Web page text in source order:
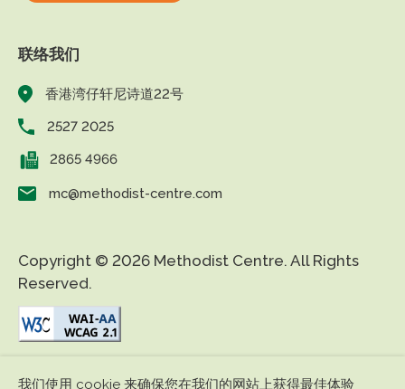
联络我们
香港湾仔轩尼诗道22号
2527 2025
2865 4966
mc@methodist-centre.com
Copyright © 2026 Methodist Centre. All Rights
Reserved.
我们使用 cookie 来确保您在我们的网站上获得最佳体验